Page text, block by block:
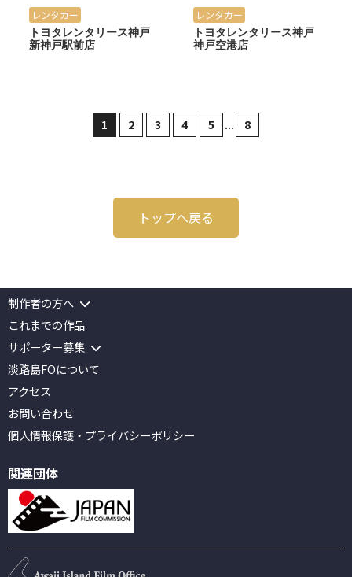
レンタカー
トヨタレンタリース神戸
新神戸駅前店
レンタカー
トヨタレンタリース神戸
神戸空港店
1 2 3 4 5 ... 8
トップへ戻る
制作者の方へ
これまでの作品
サポーター募集
淡路島FOについて
アクセス
お問い合わせ
個人情報保護 ・ プライバシーポリシー
関連団体